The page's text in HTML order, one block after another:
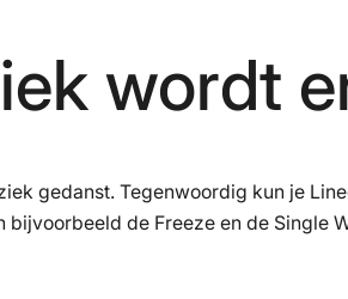
wordt
gedanst. Tegenwoordig kun je
bijvoorbeeld de Freeze en de Single